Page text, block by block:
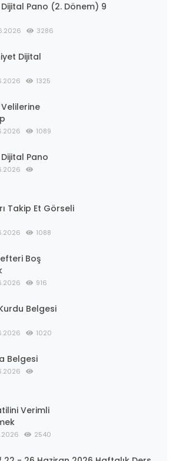
Pano (2. Dönem) 9
3286
Dijital
1325
Velilerine
1089
Pano
Takip Et Görseli
1088
Boş
916
Belgesi
1020
Belgesi
Verimli
2540